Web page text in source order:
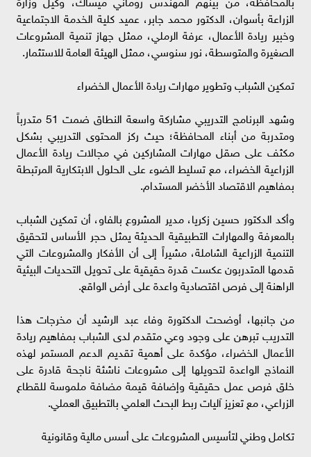
الزراعة بأسوان، الدكتور محمد جابر، عميد كلية الخدمة الاجتماعية
وخبير ريادة الأعمال، عرفة الرملي، ممثل جهاز تنمية المشروعات
الصغيرة والمتوسطة، نور سنوسي، ممثل الهيئة العامة للاستثمار.
​تمكين الشباب وتطوير مهارات ريادة الأعمال الخضراء
​وشهد البرنامج التدريبي مشاركة واسعة النطاق ضمت 51 متدرباً
ومتدربة من أبناء المحافظة؛ حيث ركز المحتوى التدريبي بشكل
مكثف على صقل مهارات المشاركين في مجالات ريادة الأعمال
الزراعية الخضراء، مع تسليط الضوء على الحلول الابتكارية المرتبطة
بمفاهيم الاقتصاد الأخضر المستدام.
​وأكد الدكتور حسين زكريا، مدير المشروع بالفاو، أن تمكين الشباب
بالمعرفة والمهارات التطبيقية الحديثة يمثل حجر الأساس لتحقيق
التنمية الزراعية الشاملة، مشيراً إلى أن الأفكار والمشروعات التي
قدمها المتدربون عكست قدرة حقيقية على تحويل التحديات البيئية
الراهنة إلى فرص اقتصادية واعدة على أرض الواقع.
​من جانبها، أوضحت الدكتورة وفاء عبد الرشيد أن مخرجات هذا
التدريب تبرهن على وجود وعي متقدم لدى الشباب بمفاهيم ريادة
الأعمال الخضراء، مؤكدة على أهمية تقديم الدعم المستمر لهذه
النماذج الواعدة لتحويلها إلى مشروعات ناشئة ناجحة قادرة على
خلق فرص عمل حقيقية وإضافة قيمة مضافة ملموسة للقطاع
الزراعي، مع تعزيز آليات ربط البحث العلمي بالتطبيق العملي.
​تكامل وطني لتأسيس المشروعات على أسس مالية وقانونية